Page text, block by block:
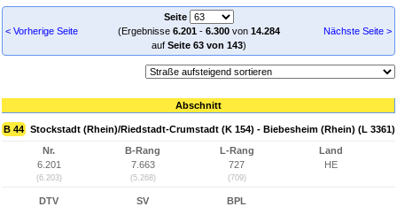
< Vorherige Seite
Seite
(Ergebnisse 6.201- 6.300von 14.284
auf Seite 63 von 143)
Nächste Seite >
Abschnitt
B 44 Stockstadt (Rhein)/Riedstadt-Crumstadt (K 154) - Biebesheim (Rhein) (L 3361)
Nr.
6.201
(6.203)
B-Rang
7.663
(5.268)
L-Rang
727
(709)
Land
HE
DTV
SV
BPL